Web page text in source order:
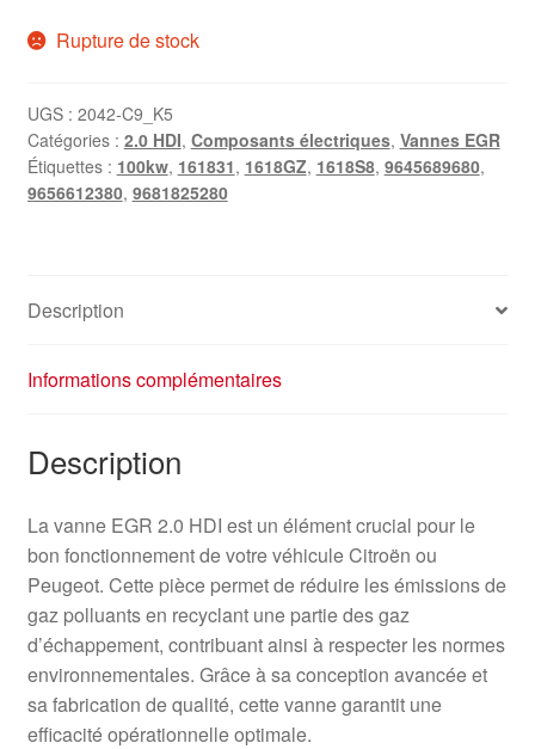
Rupture de stock
UGS : 2042-C9_K5
Catégories : 2.0 HDI, Composants électriques, Vannes EGR
Étiquettes : 100kw, 161831, 1618GZ, 1618S8, 9645689680,
9656612380, 9681825280
Description
Informations complémentaires
Description
La vanne EGR 2.0 HDI est un élément crucial pour le
bon fonctionnement de votre véhicule Citroën ou
Peugeot. Cette pièce permet de réduire les émissions de
gaz polluants en recyclant une partie des gaz
d’échappement, contribuant ainsi à respecter les normes
environnementales. Grâce à sa conception avancée et
sa fabrication de qualité, cette vanne garantit une
efficacité opérationnelle optimale.